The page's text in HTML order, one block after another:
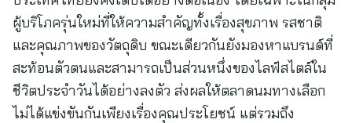
ผู้บริโภครุ่นใหม่ที่ให้ความสำคัญทั้งเรื่องสุขภาพ รสชาติ
และคุณภาพของวัตถุดิบ ขณะเดียวกันยังมองหาแบรนด์ที่
สะท้อนตัวตนและสามารถเป็นส่วนหนึ่งของไลฟ์สไตล์ใน
ชีวิตประจำวันได้อย่างลงตัว ส่งผลให้ตลาดนมทางเลือก
ไม่ได้แข่งขันกันเพียงเรื่องคุณประโยชน์ แต่รวมถึง